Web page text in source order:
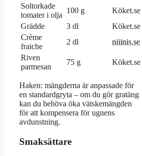
Soltorkade
tomater i olja
100 g
Köket.se
Grädde
3 dl
Köket.se
Crème
fraiche
2 dl
niiinis.se
Riven
parmesan
75 g Köket.se
Haken: mängderna är anpassade för
en standardgryta – om du gör gratäng
kan du behöva öka vätskemängden
för att kompensera för ugnens
avdunstning.
Smaksättare